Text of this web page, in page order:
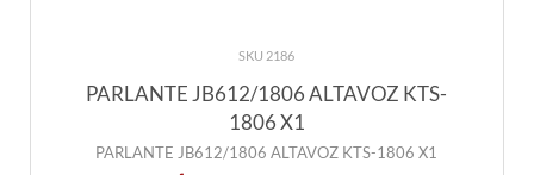
SKU 2186
PARLANTE JB612/1806 ALTAVOZ KTS-
1806 X1
PARLANTE JB612/1806 ALTAVOZ KTS-1806 X1